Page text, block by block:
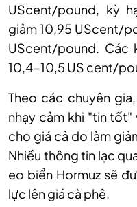
UScent/pound, kỳ
giảm 10,95 UScent/
UScent/pound. Các
10,4-10,5 US cent/
Theo các chuyên
nhạy cảm khi "tin tốt"
cho giá cả do làm
Nhiều thông tin lạc
eo biển Hormuz sẽ
lực lên giá cà phê.